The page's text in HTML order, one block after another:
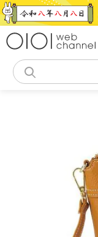
コ
ン